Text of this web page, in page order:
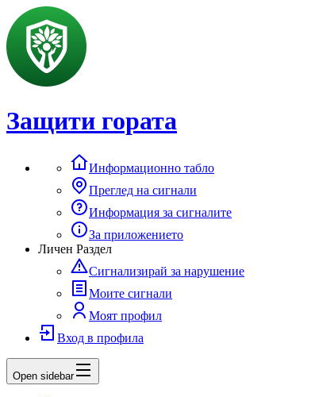
Защити гората
Информационно табло
Преглед на сигнали
Информация за сигналите
За приложението
Личен Раздел
Сигнализирай за нарушение
Моите сигнали
Моят профил
Вход в профила
Open sidebar